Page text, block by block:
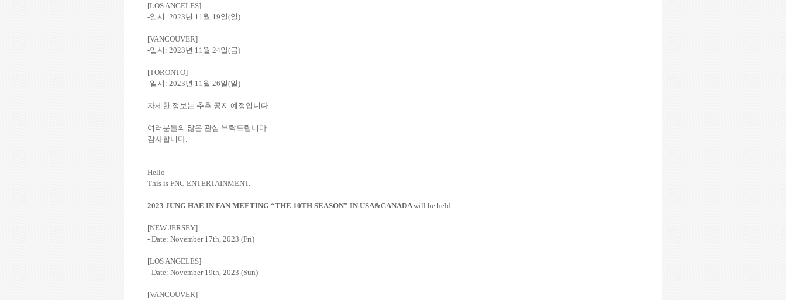
[LOS ANGELES]
-일시: 2023년 11월 19일(일)
[VANCOUVER]
-일시: 2023년 11월 24일(금)
[TORONTO]
-일시: 2023년 11월 26일(일)
자세한 정보는 추후 공지 예정입니다.
여러분들의 많은 관심 부탁드립니다.
감사합니다.
Hello
This is FNC ENTERTAINMENT.
2023 JUNG HAE IN FAN MEETING “THE 10TH SEASON” IN USA&CANADAwill be held.
[NEW JERSEY]
- Date: November 17th, 2023 (Fri)
[LOS ANGELES]
- Date: November 19th, 2023 (Sun)
[VANCOUVER]